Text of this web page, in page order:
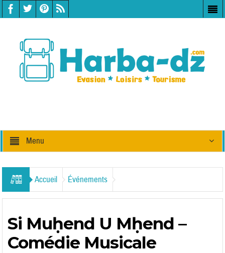
Menu
Accueil Événements
Si Muḥend U Mḥend –
Comédie Musicale